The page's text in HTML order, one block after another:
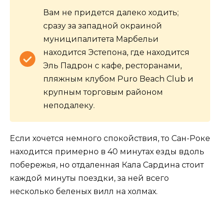
Вам не придется далеко ходить;
сразу за западной окраиной
муниципалитета Марбельи
находится Эстепона, где находится
Эль Падрон с кафе, ресторанами,
пляжным клубом Puro Beach Club и
крупным торговым районом
неподалеку.
Если хочется немного спокойствия, то Сан-Роке
находится примерно в 40 минутах езды вдоль
побережья, но отдаленная Кала Сардина стоит
каждой минуты поездки, за ней всего
несколько беленых вилл на холмах.